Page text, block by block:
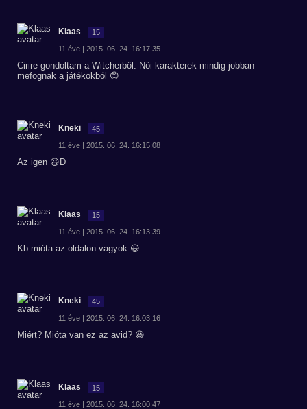
Klaas 15
11 éve | 2015. 06. 24. 16:17:35
Cirire gondoltam a Witcherből. Női karakterek mindig jobban
mefognak a játékokból 😊
Kneki 45
11 éve | 2015. 06. 24. 16:15:08
Az igen 😃D
Klaas 15
11 éve | 2015. 06. 24. 16:13:39
Kb mióta az oldalon vagyok 😃
Kneki 45
11 éve | 2015. 06. 24. 16:03:16
Miért? Mióta van ez az avid? 😃
Klaas 15
11 éve | 2015. 06. 24. 16:00:47